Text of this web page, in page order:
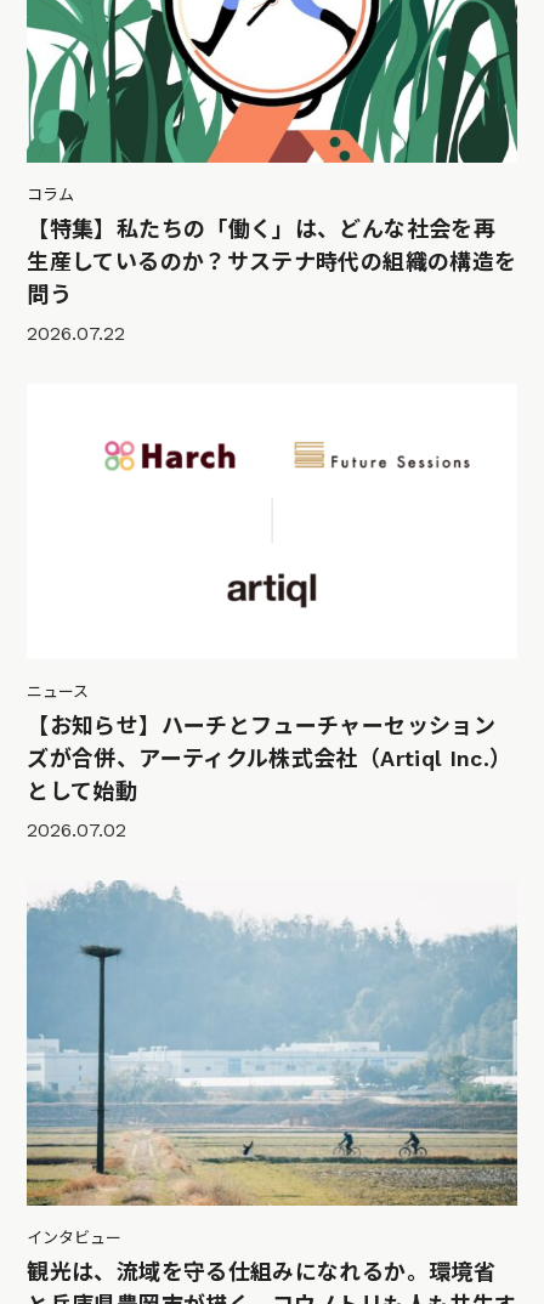
コラム
【特集】私たちの「働く」は、どんな社会を再
生産しているのか？サステナ時代の組織の構造を
問う
2026.07.22
ニュース
【お知らせ】ハーチとフューチャーセッション
ズが合併、アーティクル株式会社（Artiql Inc.）
として始動
2026.07.02
インタビュー
観光は、流域を守る仕組みになれるか。環境省